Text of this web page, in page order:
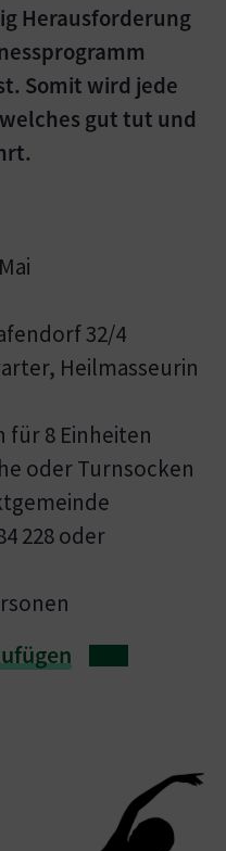
Herausforderung
Somit wird jede
gut tut und
32/4
Heilmasseurin
für 8 Einheiten
oder Turnsocken
228 oder